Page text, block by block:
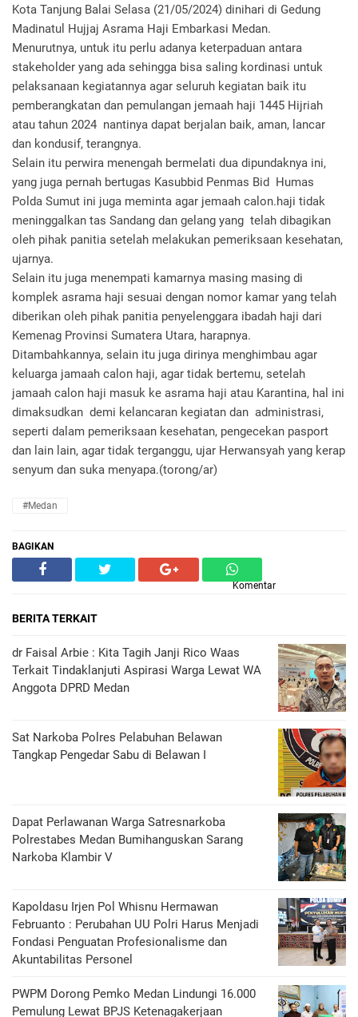
Kota Tanjung Balai Selasa (21/05/2024) dinihari di Gedung
Madinatul Hujjaj Asrama Haji Embarkasi Medan.
Menurutnya, untuk itu perlu adanya keterpaduan antara
stakeholder yang ada sehingga bisa saling kordinasi untuk
pelaksanaan kegiatannya agar seluruh kegiatan baik itu
pemberangkatan dan pemulangan jemaah haji 1445 Hijriah
atau tahun 2024 nantinya dapat berjalan baik, aman, lancar
dan kondusif, terangnya.
Selain itu perwira menengah bermelati dua dipundaknya ini,
yang juga pernah bertugas Kasubbid Penmas Bid Humas
Polda Sumut ini juga meminta agar jemaah calon.haji tidak
meninggalkan tas Sandang dan gelang yang telah dibagikan
oleh pihak panitia setelah melakukan pemeriksaan kesehatan,
ujarnya.
Selain itu juga menempati kamarnya masing masing di
komplek asrama haji sesuai dengan nomor kamar yang telah
diberikan oleh pihak panitia penyelenggara ibadah haji dari
Kemenag Provinsi Sumatera Utara, harapnya.
Ditambahkannya, selain itu juga dirinya menghimbau agar
keluarga jamaah calon haji, agar tidak bertemu, setelah
jamaah calon haji masuk ke asrama haji atau Karantina, hal ini
dimaksudkan demi kelancaran kegiatan dan administrasi,
seperti dalam pemeriksaan kesehatan, pengecekan pasport
dan lain lain, agar tidak terganggu, ujar Herwansyah yang kerap
senyum dan suka menyapa.(torong/ar)
#Medan
BAGIKAN
Komentar
BERITA TERKAIT
dr Faisal Arbie : Kita Tagih Janji Rico Waas
Terkait Tindaklanjuti Aspirasi Warga Lewat WA
Anggota DPRD Medan
Sat Narkoba Polres Pelabuhan Belawan
Tangkap Pengedar Sabu di Belawan I
Dapat Perlawanan Warga Satresnarkoba
Polrestabes Medan Bumihanguskan Sarang
Narkoba Klambir V
Kapoldasu Irjen Pol Whisnu Hermawan
Februanto : Perubahan UU Polri Harus Menjadi
Fondasi Penguatan Profesionalisme dan
Akuntabilitas Personel
PWPM Dorong Pemko Medan Lindungi 16.000
Pemulung Lewat BPJS Ketenagakerjaan